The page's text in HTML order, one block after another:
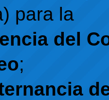
para la
del
;